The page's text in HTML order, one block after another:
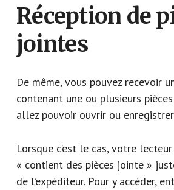
Réception de
jointes
De même, vous pouvez recevoir
contenant une ou plusieurs
allez pouvoir ouvrir ou
Lorsque c’est le cas, votre lecteur
« contient des pièces jointe »
de l’expéditeur. Pour y accéder,